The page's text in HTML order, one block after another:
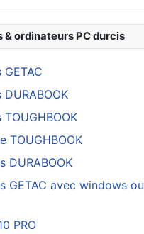
ordinateurs PC durcis
TOUGHBOOK
DURABOOK
GETAC avec windows ou
PRO